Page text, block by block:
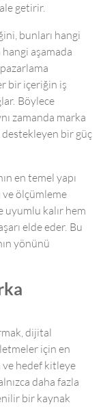
getirir.
bunları hangi
aşamada
pazarlama
bir içeriğin iş
Böylece
zamanda marka
bir güç
en temel yapı
ve ölçümleme
uyumlu kalır hem
elde eder. Bu
yönünü
dijital
için en
hedef kitleye
daha fazla
bir kaynak